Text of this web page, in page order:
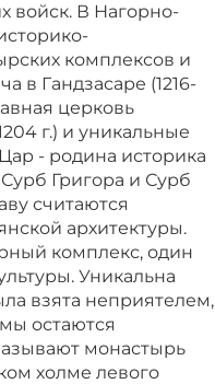
войск. В Нагорно-
комплексов и
в Гандзасаре (1216-
церковь
г.) и уникальные
- родина историка
Григора и Сурб
считаются
архитектуры.
комплекс, один
Уникальна
взята неприятелем,
остаются
монастырь
холме левого